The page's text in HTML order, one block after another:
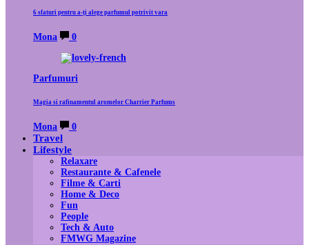
6 sfaturi pentru a-ți alege parfumul potrivit vara
Mona 0
Parfumuri
Magia si rafinamentul aromelor Charrier Parfums
Mona 0
Travel
Lifestyle
Relaxare
Restaurante & Cafenele
Filme & Carti
Home & Deco
Fun
People
Tech & Auto
FMWG Magazine